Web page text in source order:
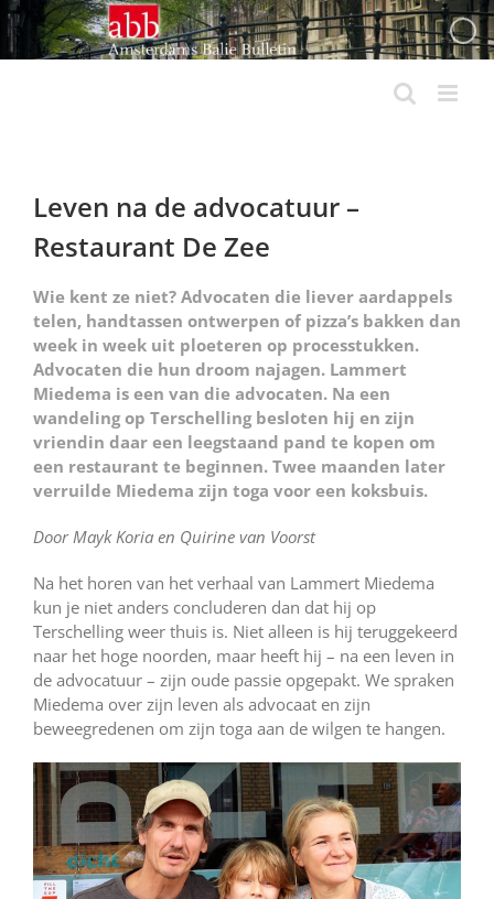
Ga
naar
inhoud
Leven na de advocatuur –
Restaurant De Zee
Wie kent ze niet? Advocaten die liever aardappels
telen, handtassen ontwerpen of pizza’s bakken dan
week in week uit ploeteren op processtukken.
Advocaten die hun droom najagen. Lammert
Miedema is een van die advocaten. Na een
wandeling op Terschelling besloten hij en zijn
vriendin daar een leegstaand pand te kopen om
een restaurant te beginnen. Twee maanden later
verruilde Miedema zijn toga voor een koksbuis.
Door Mayk Koria en Quirine van Voorst
Na het horen van het verhaal van Lammert Miedema
kun je niet anders concluderen dan dat hij op
Terschelling weer thuis is. Niet alleen is hij teruggekeerd
naar het hoge noorden, maar heeft hij – na een leven in
de advocatuur – zijn oude passie opgepakt. We spraken
Miedema over zijn leven als advocaat en zijn
beweegredenen om zijn toga aan de wilgen te hangen.